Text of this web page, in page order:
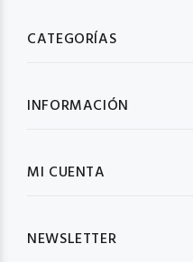
CATEGORÍAS
INFORMACIÓN
MI CUENTA
NEWSLETTER